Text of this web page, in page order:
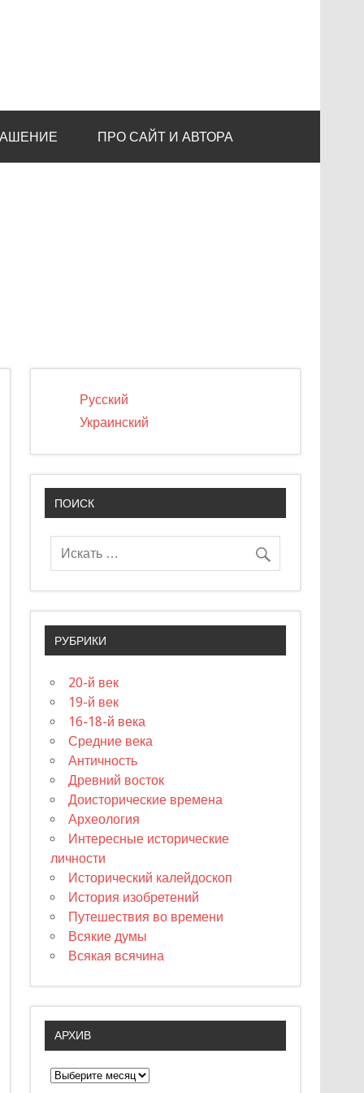
ПРО САЙТ И АВТОРА
Русский
Украинский
ПОИСК
РУБРИКИ
20-й век
19-й век
16-18-й века
Средние века
Античность
Древний восток
Доисторические времена
Археология
Интересные исторические
личности
Исторический калейдоскоп
История изобретений
Путешествия во времени
Всякие думы
Всякая всячина
АРХИВ
А
р